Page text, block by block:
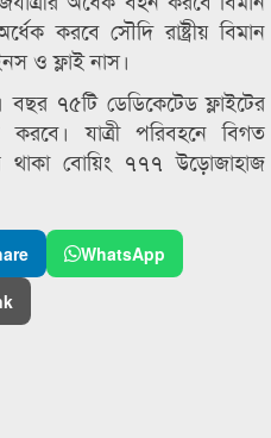
করবে সৌদি রাষ্ট্রীয় বিমান
ও ফ্লাই নাস।
৭৫টি ডেডিকেটেড ফ্লাইটের
যাত্রী পরিবহনে বিগত
বোয়িং ৭৭৭ উড়োজাহাজ
WhatsApp